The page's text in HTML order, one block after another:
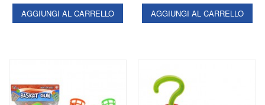
AGGIUNGI AL CARRELLO AGGIUNGI AL CARRELLO